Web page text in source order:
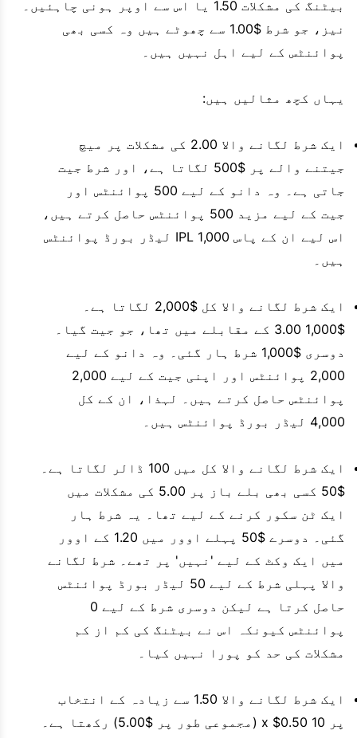
بیٹنگ کی مشکلات 1.50 یا اس سے اوپر ہونی چاہئیں۔
نیز، جو شرط $1.00 سے چھوٹے ہیں وہ کسی بھی
پوائنٹس کے لیے اہل نہیں ہیں۔
یہاں کچھ مثالیں ہیں:
ایک شرط لگانے والا 2.00 کی مشکلات پر میچ
جیتنے والے پر $500 لگاتا ہے، اور شرط جیت
جاتی ہے۔ وہ دانو کے لیے 500 پوائنٹس اور
جیت کے لیے مزید 500 پوائنٹس حاصل کرتے ہیں،
اس لیے ان کے پاس 1,000 IPL لیڈر بورڈ پوائنٹس
ہیں۔
ایک شرط لگانے والا کل $2,000 لگاتا ہے۔
$1,000 3.00 کے مقابلے میں تھا، جو جیت گیا۔
دوسری $1,000 شرط ہار گئی۔ وہ دانو کے لیے
2,000 پوائنٹس اور اپنی جیت کے لیے 2,000
پوائنٹس حاصل کرتے ہیں۔ لہذا، ان کے کل
4,000 لیڈر بورڈ پوائنٹس ہیں۔
ایک شرط لگانے والا کل میں 100 ڈالر لگاتا ہے۔
$50 کسی بھی بلے باز پر 5.00 کی مشکلات میں
ایک ٹن سکور کرنے کے لیے تھا۔ یہ شرط ہار
گئی۔ دوسرے $50 پہلے اوور میں 1.20 کے اوور
میں ایک وکٹ کے لیے 'نہیں' پر تھے۔ شرط لگانے
والا پہلی شرط کے لیے 50 لیڈر بورڈ پوائنٹس
حاصل کرتا ہے لیکن دوسری شرط کے لیے 0
پوائنٹس کیونکہ اس نے بیٹنگ کی کم از کم
مشکلات کی حد کو پورا نہیں کیا۔
ایک شرط لگانے والا 1.50 سے زیادہ کے انتخاب
پر 10 x $0.50 (مجموعی طور پر $5.00) رکھتا ہے۔